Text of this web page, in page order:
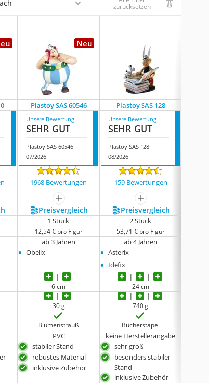
zurücksetzen
Neu
Plastoy SAS 60546 Plastoy SAS 128
Unsere Bewertung
SEHR GUT
Plastoy SAS 60546
07/2026
Unsere Bewertung
SEHR GUT
Plastoy SAS 128
08/2026
1968 Bewertungen 159 Bewertungen
mehr anzeigen
mehr anzeigen
Preis­vergleich Preis­vergleich
1 Stück
12,54 € pro Figur
2 Stück
53,71 € pro Figur
ab 3 Jahren ab 4 Jahren
• Obelix • Asterix
• Idefix
6 cm 24 cm
30 g 740 g
Blumenstrauß Bücherstapel
PVC keine Herstellerangabe
stabiler Stand
robustes Material
inklusive Zubehör
sehr groß
besonders stabiler
Stand
inklusive Zubehör